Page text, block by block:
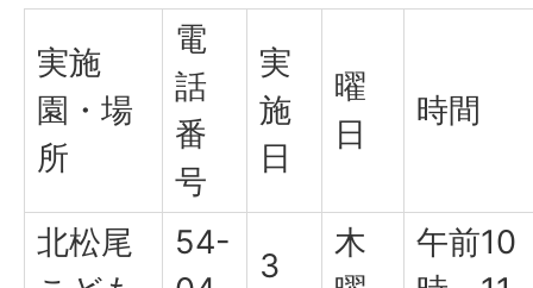
実施
園・場
所
電
話
番
号
実
施
日
曜
日
時間
北松尾
54-
3
木
午前10